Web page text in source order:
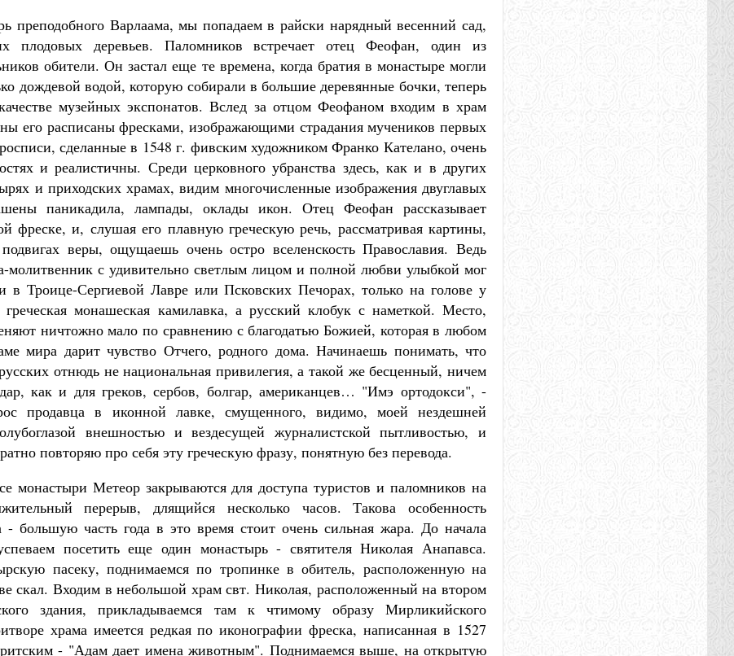
преподобного Варлаама, мы попадаем в райски нарядный весенний сад,
плодовых деревьев. Паломников встречает отец Феофан, один из
обители. Он застал еще те времена, когда братия в монастыре могли
дождевой водой, которую собирали в большие деревянные бочки, теперь
музейных экспонатов. Вслед за отцом Феофаном входим в храм
его расписаны фресками, изображающими страдания мучеников первых
сделанные в 1548 г. фивским художником Франко Кателано, очень
и реалистичны. Среди церковного убранства здесь, как и в других
и приходских храмах, видим многочисленные изображения двуглавых
паникадила, лампады, оклады икон. Отец Феофан рассказывает
фреске, и, слушая его плавную греческую речь, рассматривая картины,
веры, ощущаешь очень остро вселенскость Православия. Ведь
молитвенник с удивительно светлым лицом и полной любви улыбкой мог
в Троице-Сергиевой Лавре или Псковских Печорах, только на голове у
монашеская камилавка, а русский клобук с наметкой. Место,
ничтожно мало по сравнению с благодатью Божией, которая в любом
мира дарит чувство Отчего, родного дома. Начинаешь понимать, что
отнюдь не национальная привилегия, а такой же бесценный, ничем
как и для греков, сербов, болгар, американцев… "Имэ ортодокси", -
продавца в иконной лавке, смущенного, видимо, моей нездешней
внешностью и вездесущей журналистской пытливостью, и
повторяю про себя эту греческую фразу, понятную без перевода.
монастыри Метеор закрываются для доступа туристов и паломников на
перерыв, длящийся несколько часов. Такова особенность
- большую часть года в это время стоит очень сильная жара. До начала
посетить еще один монастырь - святителя Николая Анапавса.
пасеку, поднимаемся по тропинке в обитель, расположенную на
скал. Входим в небольшой храм свт. Николая, расположенный на втором
здания, прикладываемся там к чтимому образу Мирликийского
храма имеется редкая по иконографии фреска, написанная в 1527
- "Адам дает имена животным". Поднимаемся выше, на открытую